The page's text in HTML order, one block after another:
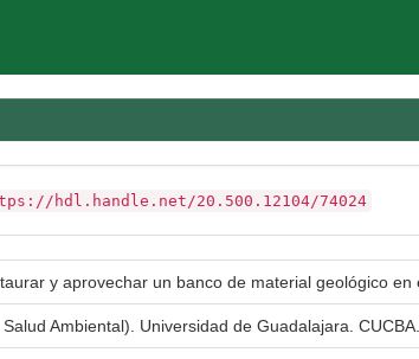
hdl.handle.net/20.500.12104/74024
y aprovechar un banco de material geológico
Ambiental). Universidad de Guadalajara. CUCBA.